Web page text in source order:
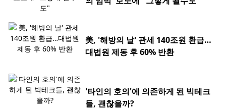
美, '해방의 날' 관세 140조원 환급…
대법원 제동 후 60% 반환
'타인의 호의'에 의존하게 된 빅테크
들, 괜찮을까?